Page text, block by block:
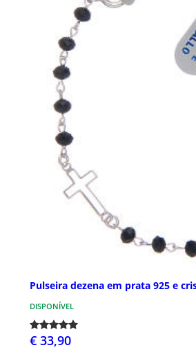
Pulseira dezena em prata 925 e
DISPONÍVEL
€ 33,90